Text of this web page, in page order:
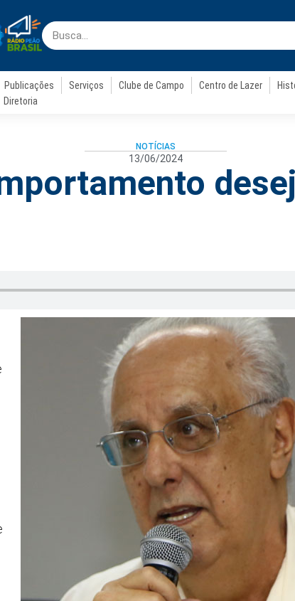
Publicações Serviços Clube de Campo Centro de Lazer
Diretoria
NOTÍCIAS
13/06/2024